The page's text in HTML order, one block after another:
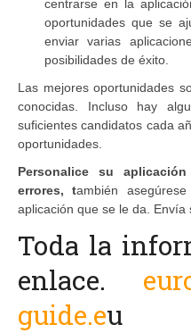
centrarse en la
oportunidades que se
enviar varias
posibilidades de éxito.
Las mejores oportunidades
conocidas. Incluso hay
suficientes candidatos cada
oportunidades.
Personalice su
errores, también
aplicación que se le da. Envía
Toda la
enlace.
guide.eu